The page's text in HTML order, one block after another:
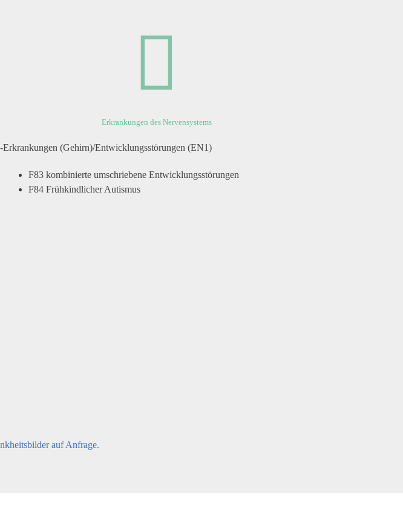
Erkrankungen des Nervensystems
Erkrankungen (Gehirn)/Entwicklungsstörungen (EN1)
F83 kombinierte umschriebene Entwicklungsstörungen
F84 Frühkindlicher Autismus
auf Anfrage.